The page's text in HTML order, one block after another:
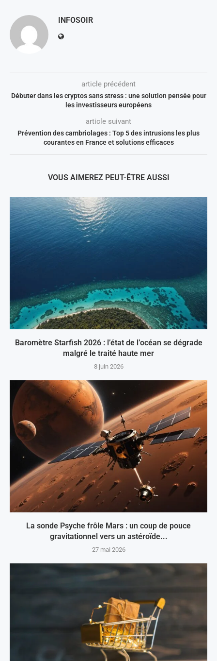
INFOSOIR
article précédent
Débuter dans les cryptos sans stress : une solution pensée pour
les investisseurs européens
article suivant
Prévention des cambriolages : Top 5 des intrusions les plus
courantes en France et solutions efficaces
VOUS AIMEREZ PEUT-ÊTRE AUSSI
Baromètre Starfish 2026 : l’état de l’océan se dégrade
malgré le traité haute mer
8 juin 2026
La sonde Psyche frôle Mars : un coup de pouce
gravitationnel vers un astéroïde...
27 mai 2026